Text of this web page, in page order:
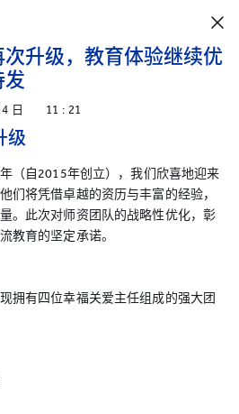
升级，教育体验继续优
发
日 11 : 21
级
（自2015年创立），我们欣喜地迎来
们将凭借卓越的资历与丰富的经验，
。此次对师资团队的战略性优化，彰
教育的坚定承诺。
拥有四位幸福关爱主任组成的强大团